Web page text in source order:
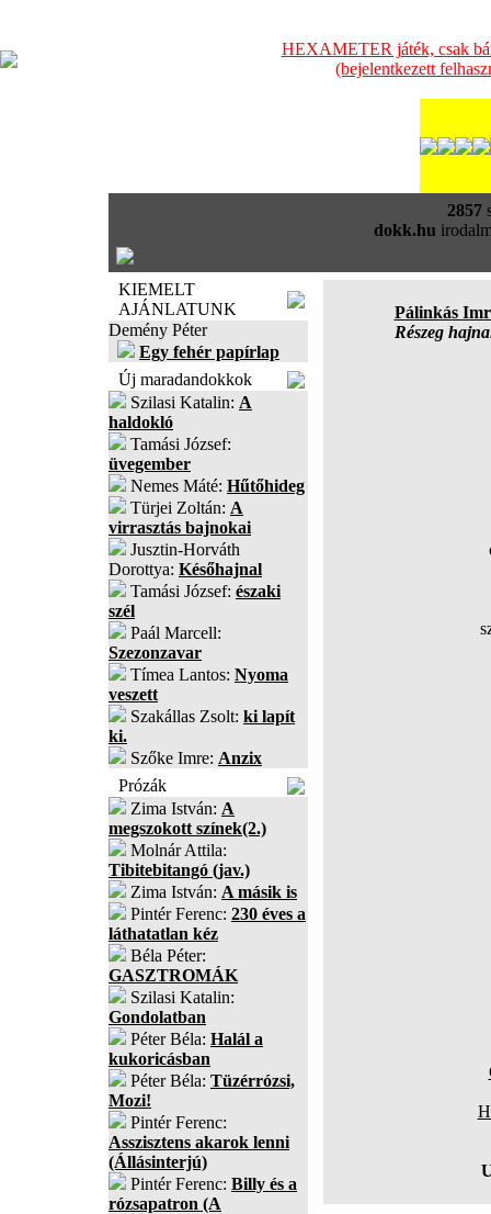
HEXAMETER játék, csak
(bejelentkezett
2857
dokk.hu
KIEMELT
AJÁNLATUNK
Demény Péter
Egy fehér papírlap
Új maradandokkok
Szilasi Katalin: A
haldokló
Tamási József:
üvegember
Nemes Máté: Hűtőhideg
Türjei Zoltán: A
virrasztás bajnokai
Jusztin-Horváth
Dorottya: Későhajnal
Tamási József: északi
szél
Paál Marcell:
Szezonzavar
Tímea Lantos: Nyoma
veszett
Szakállas Zsolt: ki lapít
ki.
Szőke Imre: Anzix
Prózák
Zima István: A
megszokott színek(2.)
Molnár Attila:
Tibitebitangó (jav.)
Zima István: A másik is
Pintér Ferenc: 230 éves a
láthatatlan kéz
Béla Péter:
GASZTROMÁK
Szilasi Katalin:
Gondolatban
Péter Béla: Halál a
kukoricásban
Péter Béla: Tüzérrózsi,
Mozi!
Pintér Ferenc:
Asszisztens akarok lenni
(Állásinterjú)
Pintér Ferenc: Billy és a
rózsapatron (A
Pálinkás
Részeg